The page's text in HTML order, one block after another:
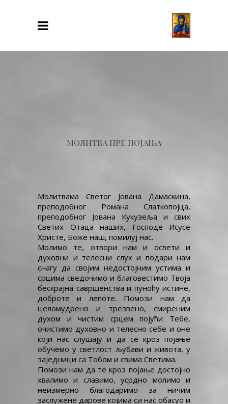
МОЛИТВА ПРЕ ПОЈАЊА
Молитвама Светог Јована Дамаскина,
преподобног Романа Слаткопојца,
преподобног Јована Кукузеља и свих
Светих Отаца наших, Господе Исусе
Христе, Боже наш, помилуј нас.
Молимо те, отвори нам и освети и
духовни и телесни слух и подари нам
снагу да својим недостојним устима и
срцима сведочимо и благовестимо Твоја
бескрајна савршенства и пуноћу истине,
доброте и лепоте. Помози нам да
целомудрено и трезвено, смиреним
духом и чистим срцем појући Тебе,
очистимо духовно и телесно себе и оне
који нас слушају и да се кроз појање
обучемо у светлост љубави и живота, у
заједници са Тобом и свима Светима.
Помози нам да те кроз појање достојно
хвалимо и славимо, усрдно молимо и
неизмерно благодаримо за ничим
заслужене дарове којима си нас обасуо и